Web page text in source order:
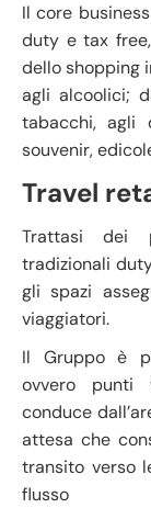
Il core
duty e tax
dello shopping
agli alcoolici;
tabacchi, agli
souvenir,
Travel
Trattasi dei
tradizionali
gli spazi
viaggiatori.
Il Gruppo è
ovvero punti
conduce
attesa che
transito verso
flusso